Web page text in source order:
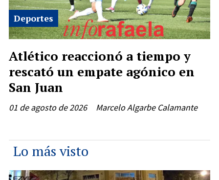
Atlético reaccionó a tiempo y
rescató un empate agónico en
San Juan
Marcelo Algarbe Calamante
Deportes
01 de agosto de 2026
Lo más visto